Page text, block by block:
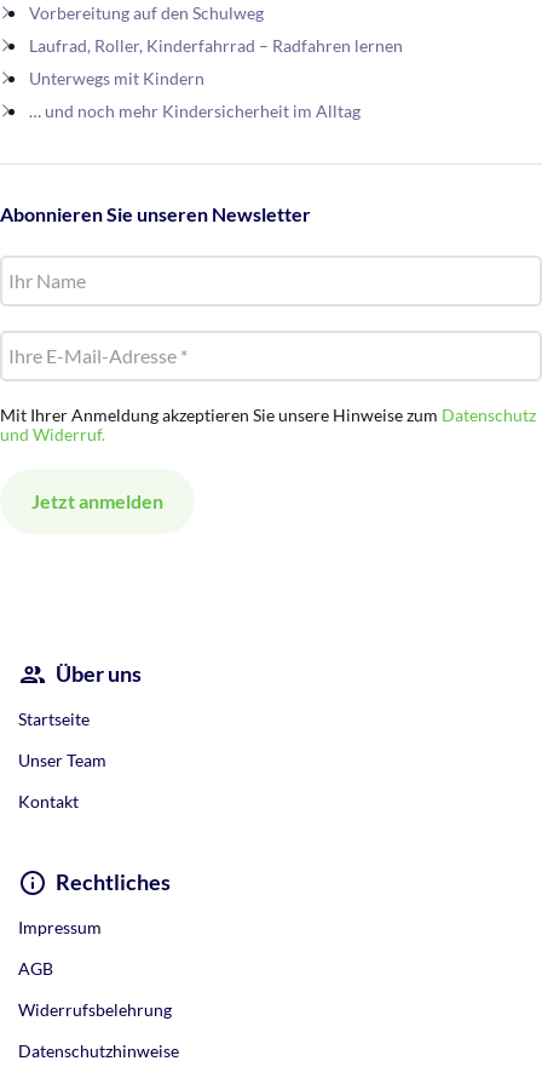
Vorbereitung auf den Schulweg
Laufrad, Roller, Kinderfahrrad – Radfahren lernen
Unterwegs mit Kindern
… und noch mehr Kindersicherheit im Alltag
Abonnieren Sie unseren Newsletter
Mit Ihrer Anmeldung akzeptieren Sie unsere Hinweise zum Datenschutz
und Widerruf.
Über uns
Startseite
Unser Team
Kontakt
Rechtliches
Impressum
AGB
Widerrufsbelehrung
Datenschutzhinweise